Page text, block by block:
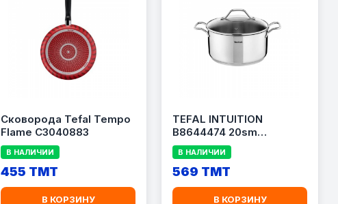
Сковорода Tefal Tempo
Flame C3040883
В НАЛИЧИИ
455 TMT
В КОРЗИНУ
TEFAL INTUITION
B8644474 20sm
КАСТРЮЛЯ
В НАЛИЧИИ
569 TMT
В КОРЗИНУ